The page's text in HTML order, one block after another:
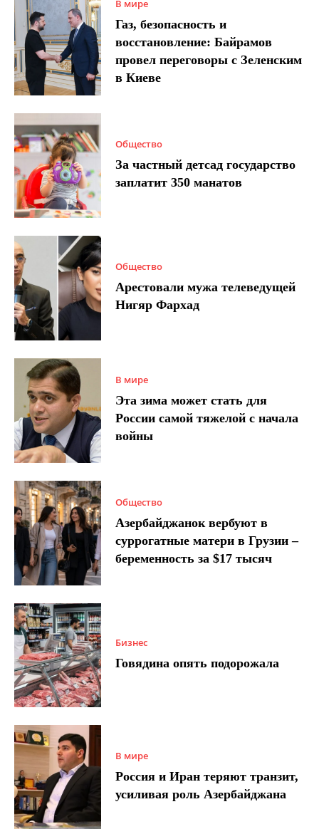
В мире
Газ, безопасность и
восстановление: Байрамов
провел переговоры с Зеленским
в Киеве
Общество
За частный детсад государство
заплатит 350 манатов
Общество
Арестовали мужа телеведущей
Нигяр Фархад
В мире
Эта зима может стать для
России самой тяжелой с начала
войны
Общество
Азербайджанок вербуют в
суррогатные матери в Грузии –
беременность за $17 тысяч
Бизнес
Говядина опять подорожала
В мире
Россия и Иран теряют транзит,
усиливая роль Азербайджана